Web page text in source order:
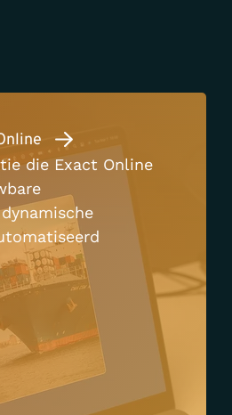
die Exact Online